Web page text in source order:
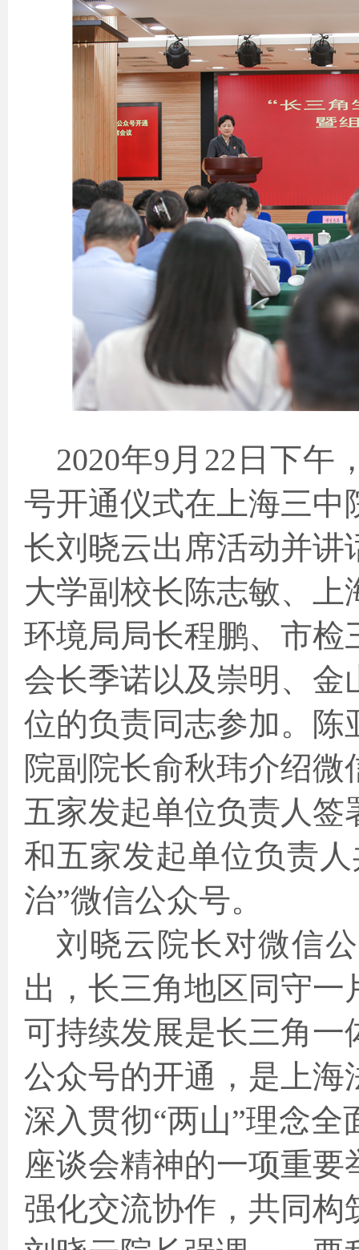
2020年9月 22 日下午
号开通仪式在上海三中
长刘晓云出席活动并讲
大学副校长陈志敏、
环境局局长程鹏、市检
会长季诺以及崇明、
位的负责同志参加。陈
院副院长俞秋玮介绍
五家发起单位负责人
和五家发起单位负责
治”微信公众号。
刘晓云院长对微信
出，长三角地区同守
可持续发展是长三角一
公众号的开通，是上海
深入贯彻“两山”理念
座谈会精神的一项重
强化交流协作，共同